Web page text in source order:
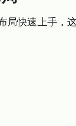
局快速上手，